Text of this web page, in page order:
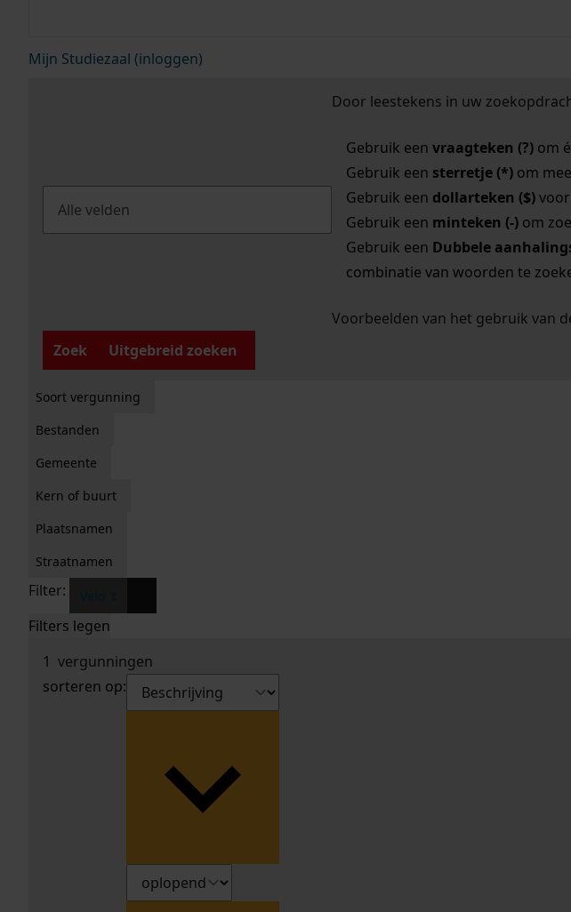
Mijn Studiezaal (inloggen)
Door leestekens in uw
Gebruik een vraagteken (?)om
Gebruik een sterretje (*)om
Gebruik een dollarteken ($)voor
Gebruik een minteken (-)om
Gebruik een Dubbele
combinatie van woorden te
Voorbeelden van het gebruik van
Zoek
Uitgebreid zoeken
Soort vergunning
Bestanden
Gemeente
Kern of buurt
Plaatsnamen
Straatnamen
Filter:
Filters legen
1 vergunningen
sorteren op: